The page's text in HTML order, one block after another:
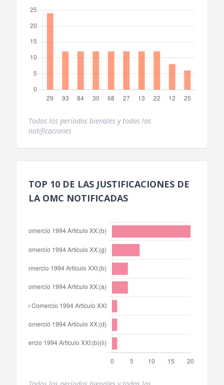
Todos los períodos bienales y todas las
notificaciones
TOP 10 DE LAS JUSTIFICACIONES DE
LA OMC NOTIFICADAS